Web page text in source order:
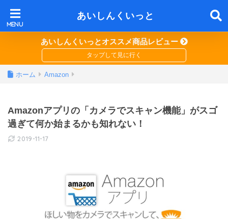
あいしんくいっと
あいしんくいっとオススメ商品レビュー
ホーム Amazon
Amazonアプリの「カメラでスキャン機能」がスゴ
過ぎて何か始まるかも知れない！
2019-11-17